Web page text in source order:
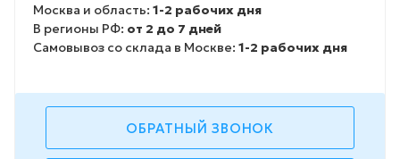
Москва и область: 1-2 рабочих дня
В регионы РФ: от 2 до 7 дней
Самовывоз со склада в Москве: 1-2 рабочих дня
ОБРАТНЫЙ ЗВОНОК